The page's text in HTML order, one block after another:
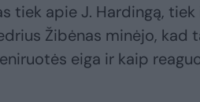
tiek apie J. Hardingą,
Žibėnas minėjo, kad
eiga ir kaip